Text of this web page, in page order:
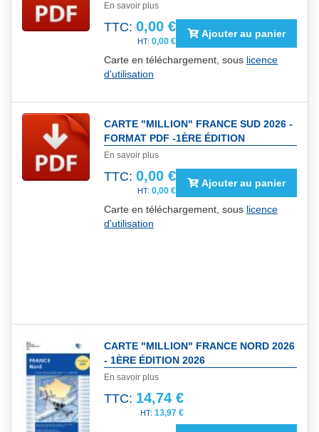
En savoir plus
TTC: 0,00 €
0,00 €
Ajouter au panier
Carte en téléchargement, sous licence
d'utilisation
CARTE "MILLION" FRANCE SUD 2026 -
FORMAT PDF -1ÈRE ÉDITION
En savoir plus
TTC: 0,00 €
0,00 €
Ajouter au panier
Carte en téléchargement, sous licence
d'utilisation
CARTE "MILLION" FRANCE NORD 2026
- 1ÈRE ÉDITION 2026
En savoir plus
TTC: 14,74 €
13,97 €